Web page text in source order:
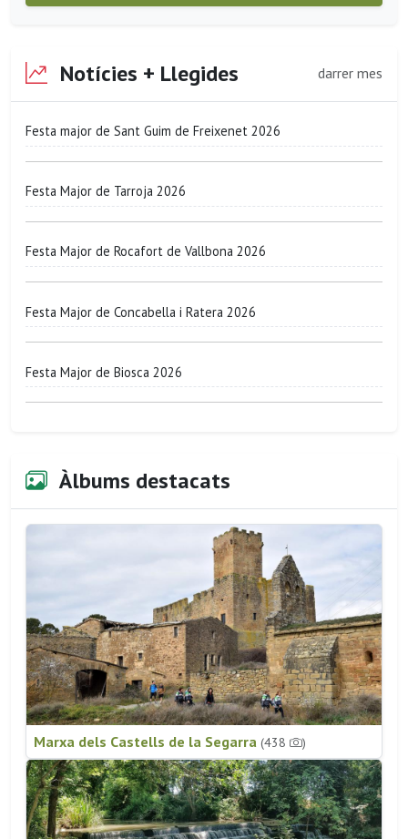
Notícies + Llegides darrer mes
Festa major de Sant Guim de Freixenet 2026
Festa Major de Tarroja 2026
Festa Major de Rocafort de Vallbona 2026
Festa Major de Concabella i Ratera 2026
Festa Major de Biosca 2026
Àlbums destacats
Marxa dels Castells de la Segarra (438 )